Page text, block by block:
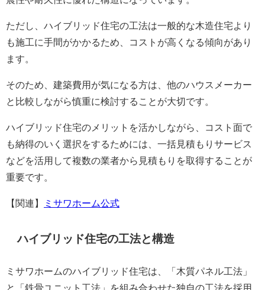
ただし、ハイブリッド住宅の工法は一般的な木造住宅より
も施工に手間がかかるため、コストが高くなる傾向があり
ます。
そのため、建築費用が気になる方は、他のハウスメーカー
と比較しながら慎重に検討することが大切です。
ハイブリッド住宅のメリットを活かしながら、コスト面で
も納得のいく選択をするためには、一括見積もりサービス
などを活用して複数の業者から見積もりを取得することが
重要です。
【関連】 ミサワホーム公式
ハイブリッド住宅の工法と構造
ミサワホームのハイブリッド住宅は、「木質パネル工法」
と「鉄骨ユニット工法」を組み合わせた独自の工法を採用